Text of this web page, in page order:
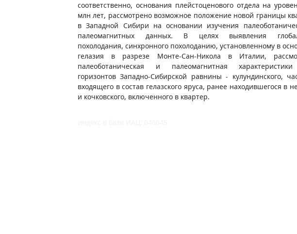
соответственно, основания плейстоценового отдела на
млн лет, рассмотрено возможное положение новой границы
в Западной Сибири на основании изучения
палеомагнитных данных. В целях выявления
похолодания, синхронного похолоданию, установленному в
гелазия в разрезе Монте-Сан-Никола в Италии,
палеоботаническая и палеомагнитная
горизонтов Западно-Сибирской равнины - кулундинского,
входящего в состав гелазского яруса, ранее находившегося в
и кочковского, включенного в квартер.